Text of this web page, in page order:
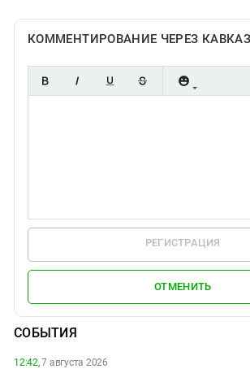
КОММЕНТИРОВАНИЕ ЧЕРЕЗ
РЕГИСТРАЦИЯ
ОТМЕНИТЬ
СОБЫТИЯ
12:42,7 августа 2026